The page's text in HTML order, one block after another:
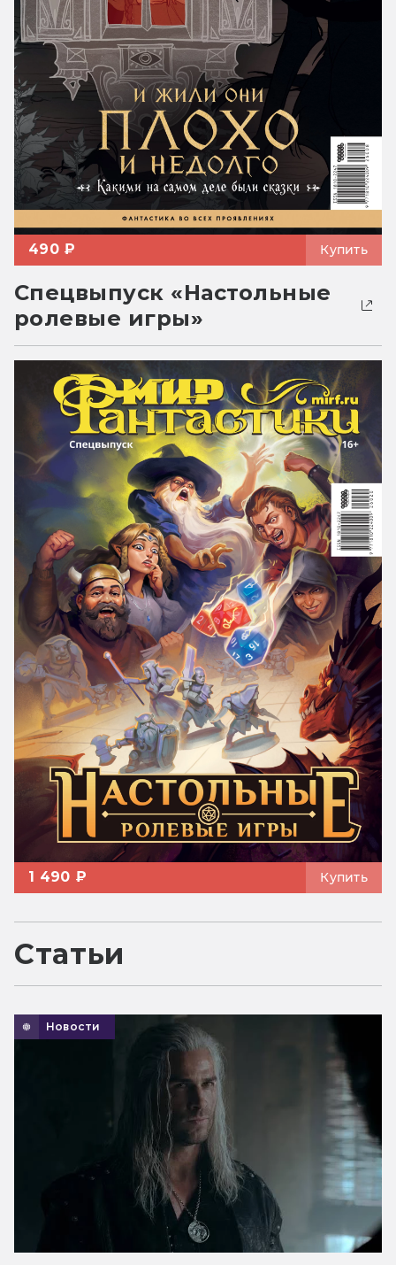
490 ₽ Купить
Спецвыпуск «Настольные
ролевые игры»
1 490 ₽ Купить
Статьи
Новости